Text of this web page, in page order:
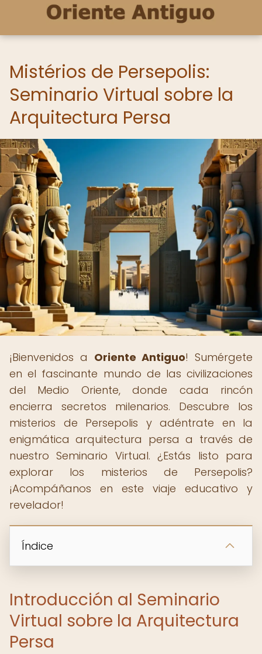
Mistérios de Persepolis:
Seminario Virtual sobre la
Arquitectura Persa
¡Bienvenidos a Oriente Antiguo! Sumérgete
en el fascinante mundo de las civilizaciones
del Medio Oriente, donde cada rincón
encierra secretos milenarios. Descubre los
misterios de Persepolis y adéntrate en la
enigmática arquitectura persa a través de
nuestro Seminario Virtual. ¿Estás listo para
explorar los misterios de Persepolis?
¡Acompáñanos en este viaje educativo y
revelador!
Índice
Introducción al Seminario
Virtual sobre la Arquitectura
Persa